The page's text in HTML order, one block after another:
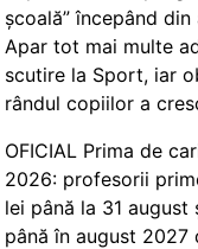
școală” începând
Apar tot mai multe
scutire la Sport, iar
rândul copiilor a
OFICIAL Prima de
2026: profesorii
lei până la 31
până în august 2027